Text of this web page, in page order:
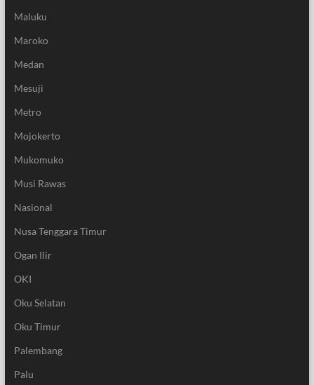
Maluku
Maroko
Medan
Mesuji
Metro
Mojokerto
Mukomuko
Musi Rawas
Nasional
Nusa Tenggara Timur
Ogan Ilir
OKI
Oku Selatan
Oku Timur
Palembang
Palu